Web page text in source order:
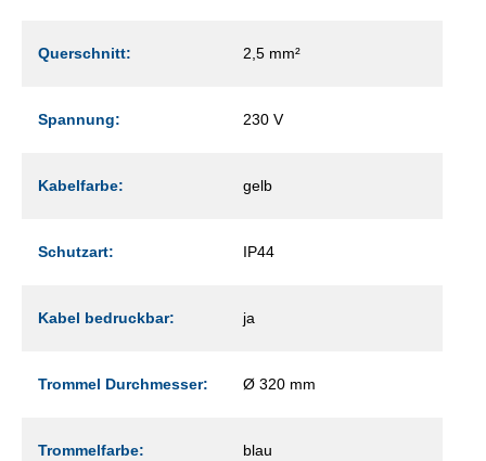
Querschnitt: 2,5 mm²
Spannung: 230 V
Kabelfarbe: gelb
Schutzart: IP44
Kabel bedruckbar: ja
Trommel Durchmesser: Ø 320 mm
Trommelfarbe: blau